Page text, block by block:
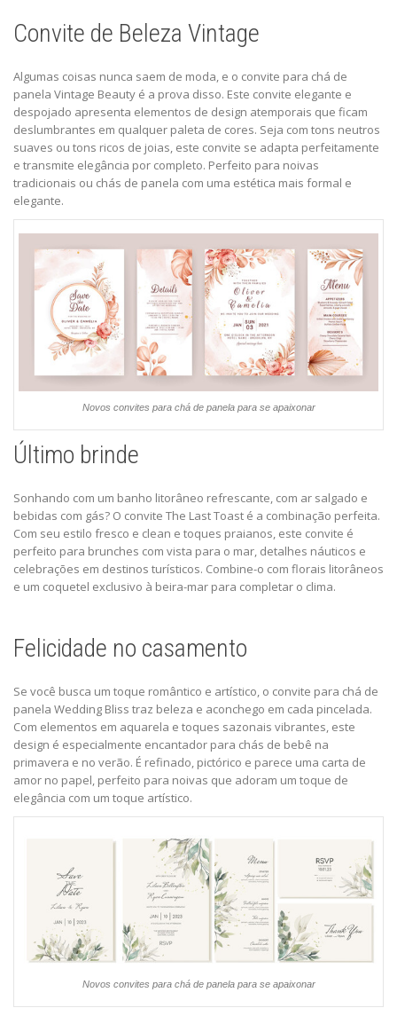
Convite de Beleza Vintage
Algumas coisas nunca saem de moda, e o convite para chá de
panela Vintage Beauty é a prova disso. Este convite elegante e
despojado apresenta elementos de design atemporais que ficam
deslumbrantes em qualquer paleta de cores. Seja com tons neutros
suaves ou tons ricos de joias, este convite se adapta perfeitamente
e transmite elegância por completo. Perfeito para noivas
tradicionais ou chás de panela com uma estética mais formal e
elegante.
Novos convites para chá de panela para se apaixonar
Último brinde
Sonhando com um banho litorâneo refrescante, com ar salgado e
bebidas com gás? O convite The Last Toast é a combinação perfeita.
Com seu estilo fresco e clean e toques praianos, este convite é
perfeito para brunches com vista para o mar, detalhes náuticos e
celebrações em destinos turísticos. Combine-o com florais litorâneos
e um coquetel exclusivo à beira-mar para completar o clima.
Felicidade no casamento
Se você busca um toque romântico e artístico, o convite para chá de
panela Wedding Bliss traz beleza e aconchego em cada pincelada.
Com elementos em aquarela e toques sazonais vibrantes, este
design é especialmente encantador para chás de bebê na
primavera e no verão. É refinado, pictórico e parece uma carta de
amor no papel, perfeito para noivas que adoram um toque de
elegância com um toque artístico.
Novos convites para chá de panela para se apaixonar